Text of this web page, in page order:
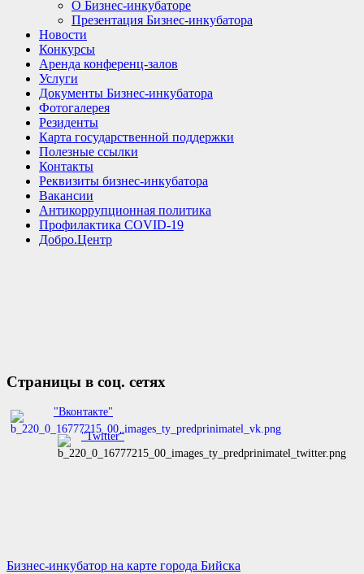
О Бизнес-инкубаторе
Презентация Бизнес-инкубатора
Новости
Конкурсы
Аренда конференц-залов
Услуги
Документы Бизнес-инкубатора
Фотогалерея
Резиденты
Карта государственной поддержки
Полезные ссылки
Контакты
Реквизиты бизнес-инкубатора
Вакансии
Антикоррупционная политика
Профилактика COVID-19
Добро.Центр
Страницы в соц. сетях
"Вконтакте"
"Twitter"
Бизнес-инкубатор на карте города Бийска